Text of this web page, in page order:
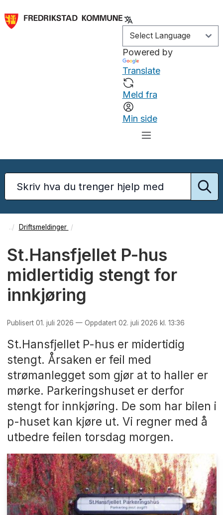
Powered by
Translate
Meld fra
Min side
Driftsmeldinger
St.Hansfjellet P-hus
midlertidig stengt for
innkjøring
Publisert 01. juli 2026 — Oppdatert 02. juli 2026 kl. 13:36
St.Hansfjellet P-hus er midertidig
stengt. Årsaken er feil med
strømanlegget som gjør at to haller er
mørke. Parkeringshuset er derfor
stengt for innkjøring. De som har bilen i
p-huset kan kjøre ut. Vi regner med å
utbedre feilen torsdag morgen.